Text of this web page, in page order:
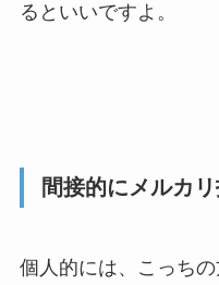
るといいですよ。
間接的にメルカ
個人的には、こっち